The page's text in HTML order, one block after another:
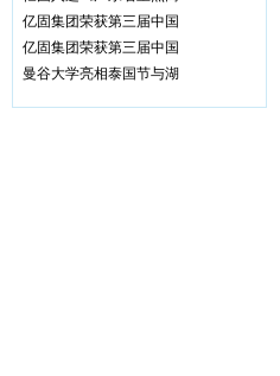
亿固集团荣获第三届中国
亿固集团荣获第三届中国
曼谷大学亮相泰国节与湖